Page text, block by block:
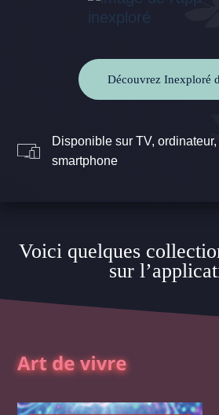
Découvrez Inexploré
Disponible sur TV,
smartphone
Voici quelques
sur